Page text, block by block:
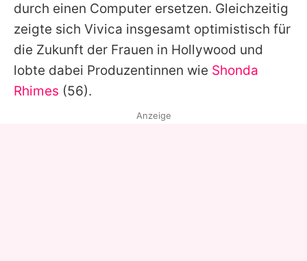
durch einen Computer ersetzen. Gleichzeitig
zeigte sich Vivica insgesamt optimistisch für
die Zukunft der Frauen in Hollywood und
lobte dabei Produzentinnen wie Shonda
Rhimes (56).
Anzeige